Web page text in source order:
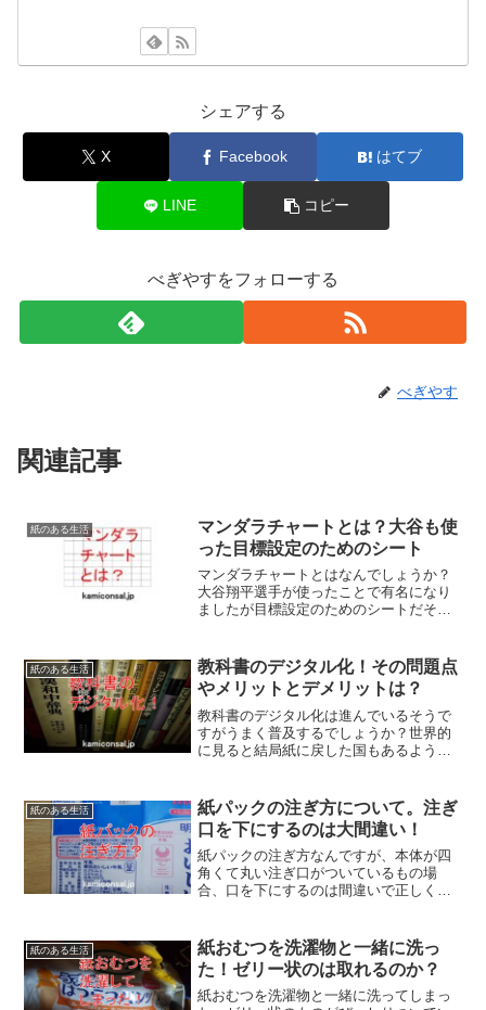
シェアする
X Facebook はてブ
LINE コピー
べぎやすをフォローする
べぎやす
関連記事
紙のある生活
マンダラチャートとは？大谷も使
った目標設定のためのシート
マンダラチャートとはなんでしょうか？
大谷翔平選手が使ったことで有名になり
ましたが目標設定のためのシートだそう
きかを明確にするんだとか。マンダラチ
ャート活用したいですね！
紙のある生活
教科書のデジタル化！その問題点
やメリットとデメリットは？
教科書のデジタル化は進んでいるそうで
すがうまく普及するでしょうか？世界的
に見ると結局紙に戻した国もあるようで
中しないデメリットも。教科書のデジタ
ル化はそう簡単でもなさそうです。
紙のある生活
紙パックの注ぎ方について。注ぎ
口を下にするのは大間違い！
紙パックの注ぎ方なんですが、本体が四
角くて丸い注ぎ口がついているもの場
合、口を下にするのは間違いで正しくは
てこぼれることがないんですね。紙パッ
クの注ぎ方でもやり方はあるんです。
紙のある生活
紙おむつを洗濯物と一緒に洗っ
た！ゼリー状のは取れるのか？
紙おむつを洗濯物と一緒に洗ってしまっ